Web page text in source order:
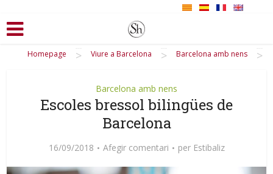
Homepage > Viure a Barcelona > Barcelona amb nens >
Barcelona amb nens
Escoles bressol bilingües de
Barcelona
16/09/2018 Afegir comentari per Estibaliz